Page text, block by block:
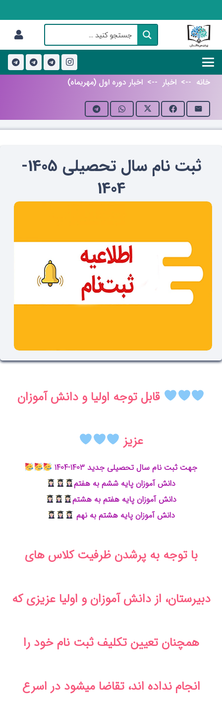
خانه --> اخبار --> اخبار دوره اول (مهریماه)
ثبت نام سال تحصیلی 1405-
1404
قابل توجه اولیا و دانش آموزان
عزیز
جهت ثبت نام سال تحصیلی جدید 1403-1404
دانش آموزان پایه ششم به هفتم
دانش آموزان پایه هفتم به هشتم
دانش آموزان پایه هشتم به نهم
با توجه به پرشدن ظرفیت کلاس های
دبیرستان، از دانش آموزان و اولیا عزیزی که
همچنان تعیین تکلیف ثبت نام خود را
انجام نداده اند، تقاضا میشود در اسرع